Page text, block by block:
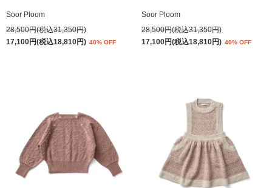
Soor Ploom
28,500円(税込31,350円)
17,100円(税込18,810円) 40% OFF
Soor Ploom
28,500円(税込31,350円)
17,100円(税込18,810円) 40% OFF